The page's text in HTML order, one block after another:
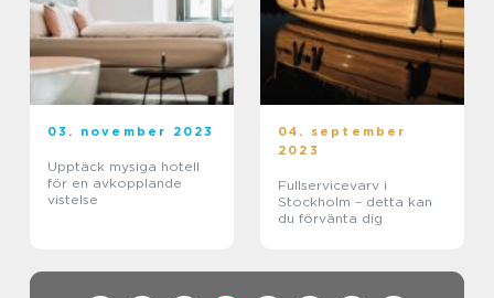
03. november 2023
Upptäck mysiga hotell
för en avkopplande
vistelse
04. september
2023
Fullservicevarv i
Stockholm – detta kan
du förvänta dig